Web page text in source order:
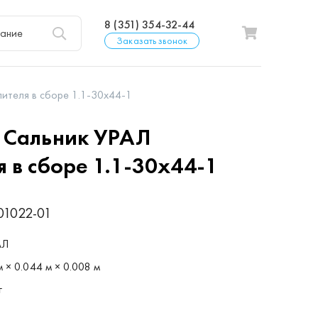
8 (351) 354-32-44
Заказать звонок
в сборе 1.1-30х44-1
Сальник УРАЛ
в сборе 1.1-30х44-1
01
× 0.044 м × 0.008 м